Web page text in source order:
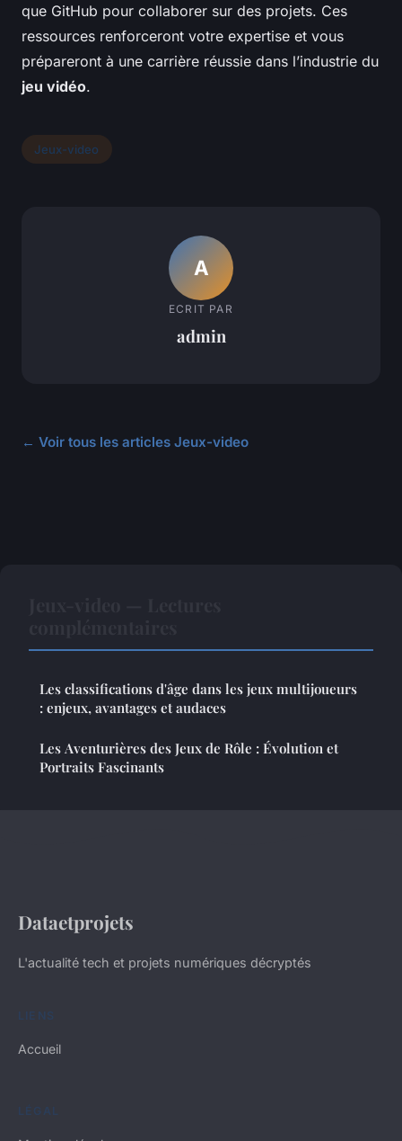
que GitHub pour collaborer sur des projets. Ces
ressources renforceront votre expertise et vous
prépareront à une carrière réussie dans l’industrie du
jeu vidéo.
Jeux-video
A
ECRIT PAR
admin
← Voir tous les articles Jeux-video
Les classifications d'âge dans les jeux multijoueurs
: enjeux, avantages et audaces
Les Aventurières des Jeux de Rôle : Évolution et
Portraits Fascinants
Dataetprojets
L'actualité tech et projets numériques décryptés
LIENS
Accueil
LÉGAL